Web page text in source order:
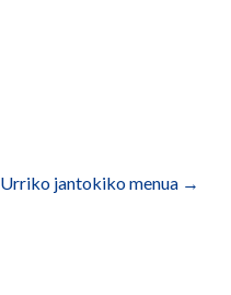
Urriko jantokiko menua →